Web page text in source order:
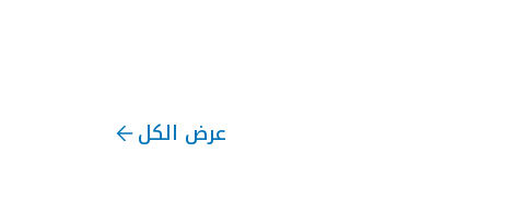
عرض الكل